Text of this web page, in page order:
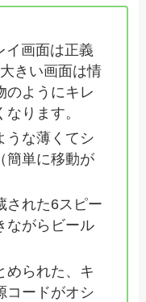
イ画面は正義
きい画面は情
のようにキレ
ります。
うな薄くてシ
簡単に移動が
された6スピー
ながらビール
められた、キ
コードがオシ